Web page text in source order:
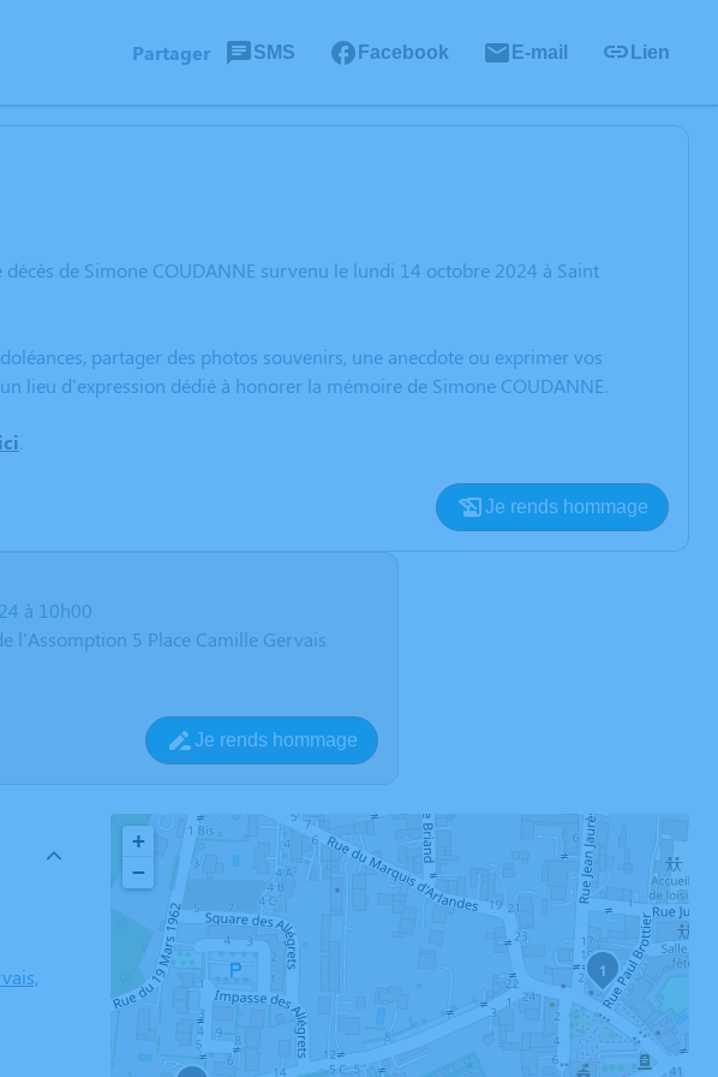
Partager SMS Facebook E-mail Lien
de Simone COUDANNE survenu le lundi 14 octobre 2024 à Saint
partager des photos souvenirs, une anecdote ou exprimer vos
lieu d'expression dédié à honorer la mémoire de Simone COUDANNE.
.
Je rends hommage
à 10h00
l'Assomption 5 Place Camille Gervais
Je rends hommage
1
+
−